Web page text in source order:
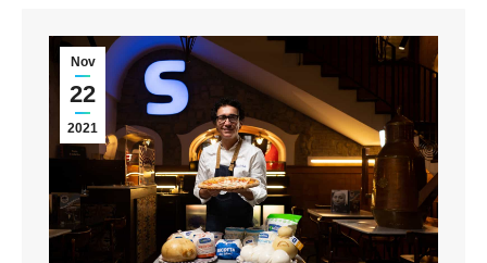
Nov
22
2021